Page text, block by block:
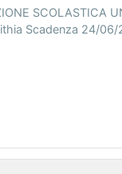
SCOLASTICA
Scadenza 24/